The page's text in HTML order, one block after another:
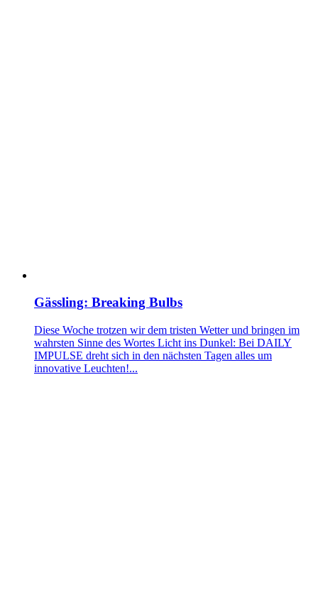
Gässling: Breaking Bulbs
Diese Woche trotzen wir dem tristen Wetter und bringen im
wahrsten Sinne des Wortes Licht ins Dunkel: Bei DAILY
IMPULSE dreht sich in den nächsten Tagen alles um
innovative Leuchten!...